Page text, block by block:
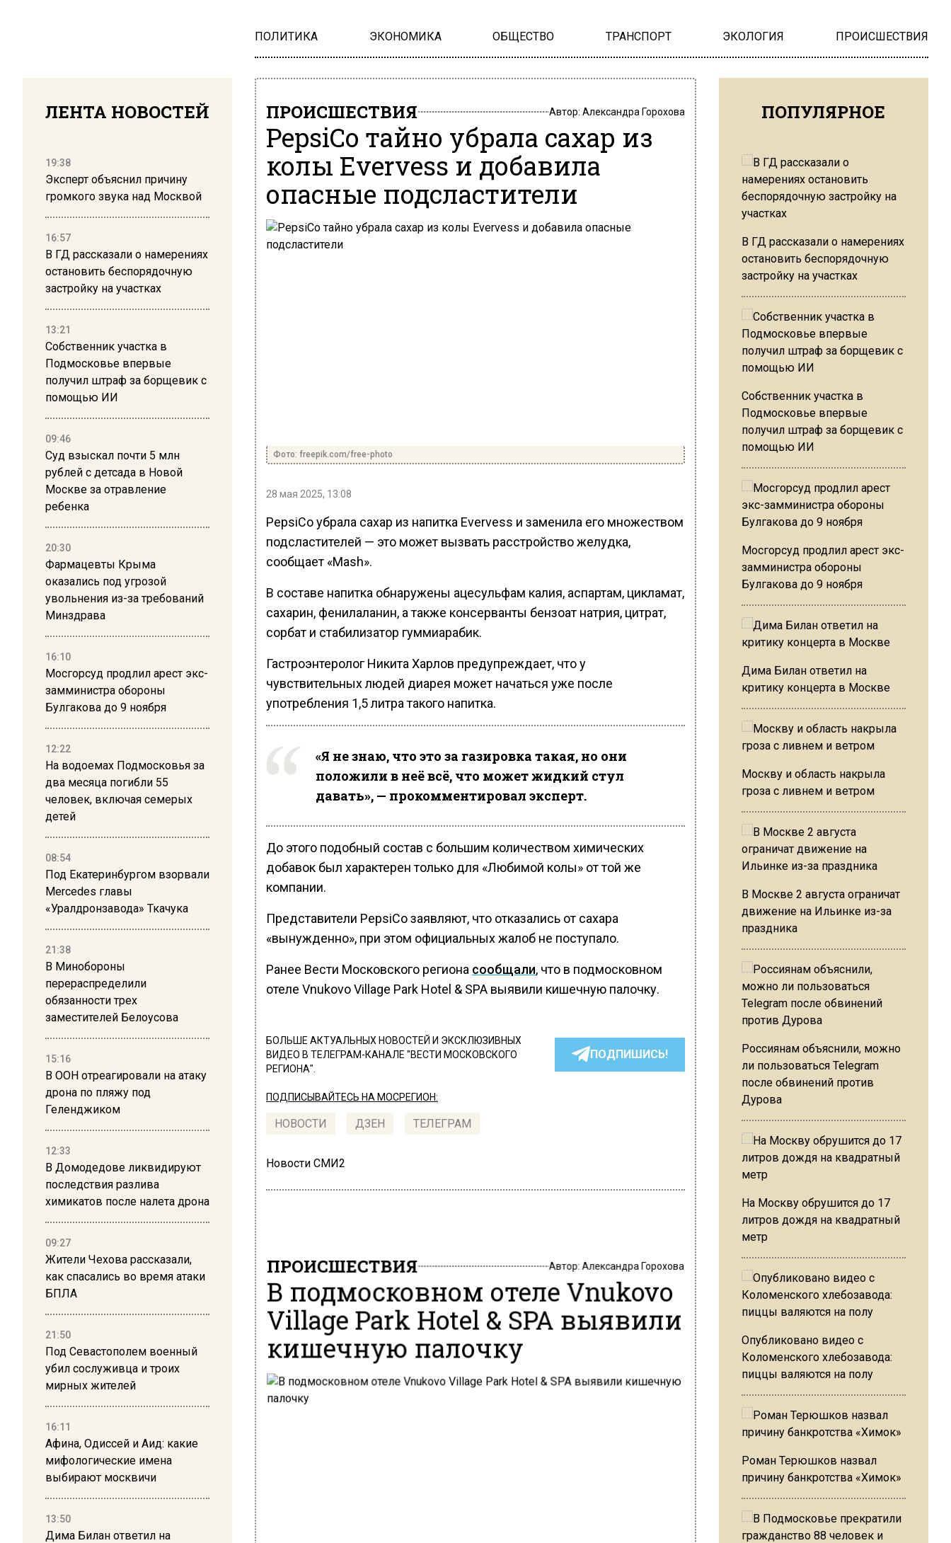
ПОЛИТИКА ЭКОНОМИКА ОБЩЕСТВО ТРАНСПОРТ ЭКОЛОГИЯ ПРОИСШЕСТВИЯ
ЛЕНТА НОВОСТЕЙ
19:38
Эксперт объяснил причину
громкого звука над Москвой
16:57
В ГД рассказали о намерениях
остановить беспорядочную
застройку на участках
13:21
Собственник участка в
Подмосковье впервые
получил штраф за борщевик с
помощью ИИ
09:46
Суд взыскал почти 5 млн
рублей с детсада в Новой
Москве за отравление
ребенка
20:30
Фармацевты Крыма
оказались под угрозой
увольнения из-за требований
Минздрава
16:10
Мосгорсуд продлил арест экс-
замминистра обороны
Булгакова до 9 ноября
12:22
На водоемах Подмосковья за
два месяца погибли 55
человек, включая семерых
детей
08:54
Под Екатеринбургом взорвали
Mercedes главы
«Уралдронзавода» Ткачука
21:38
В Минобороны
перераспределили
обязанности трех
заместителей Белоусова
15:16
В ООН отреагировали на атаку
дрона по пляжу под
Геленджиком
12:33
В Домодедове ликвидируют
последствия разлива
химикатов после налета дрона
09:27
Жители Чехова рассказали,
как спасались во время атаки
БПЛА
21:50
Под Севастополем военный
убил сослуживца и троих
мирных жителей
16:11
Афина, Одиссей и Аид: какие
мифологические имена
выбирают москвичи
13:50
Дима Билан ответил на
ПРОИСШЕСТВИЯ Автор: Александра Горохова
PepsiCo тайно убрала сахар из
колы Evervess и добавила
опасные подсластители
Фото: freepik.com/free-photo
28 мая 2025, 13:08
PepsiCo убрала сахар из напитка Evervess и заменила его множеством
подсластителей — это может вызвать расстройство желудка,
сообщает «Mash».
В составе напитка обнаружены ацесульфам калия, аспартам, цикламат,
сахарин, фенилаланин, а также консерванты бензоат натрия, цитрат,
сорбат и стабилизатор гуммиарабик.
Гастроэнтеролог Никита Харлов предупреждает, что у
чувствительных людей диарея может начаться уже после
употребления 1,5 литра такого напитка.
«Я не знаю, что это за газировка такая, но они
положили в неё всё, что может жидкий стул
давать», — прокомментировал эксперт.
До этого подобный состав с большим количеством химических
добавок был характерен только для «Любимой колы» от той же
компании.
Представители PepsiCo заявляют, что отказались от сахара
«вынужденно», при этом официальных жалоб не поступало.
Ранее Вести Московского региона сообщали, что в подмосковном
отеле Vnukovo Village Park Hotel & SPA выявили кишечную палочку.
БОЛЬШЕ АКТУАЛЬНЫХ НОВОСТЕЙ И ЭКСКЛЮЗИВНЫХ
ВИДЕО В ТЕЛЕГРАМ-КАНАЛЕ "ВЕСТИ МОСКОВСКОГО
РЕГИОНА".
ПОДПИШИСЬ!
ПОДПИСЫВАЙТЕСЬ НА МОСРЕГИОН:
НОВОСТИ ДЗЕН ТЕЛЕГРАМ
Новости СМИ2
ПРОИСШЕСТВИЯ Автор: Александра Горохова
В подмосковном отеле Vnukovo
Village Park Hotel & SPA выявили
кишечную палочку
ПОПУЛЯРНОЕ
В ГД рассказали о намерениях
остановить беспорядочную
застройку на участках
Собственник участка в
Подмосковье впервые
получил штраф за борщевик с
помощью ИИ
Мосгорсуд продлил арест экс-
замминистра обороны
Булгакова до 9 ноября
Дима Билан ответил на
критику концерта в Москве
Москву и область накрыла
гроза с ливнем и ветром
В Москве 2 августа ограничат
движение на Ильинке из-за
праздника
Россиянам объяснили, можно
ли пользоваться Telegram
после обвинений против
Дурова
На Москву обрушится до 17
литров дождя на квадратный
метр
Опубликовано видео с
Коломенского хлебозавода:
пиццы валяются на полу
Роман Терюшков назвал
причину банкротства «Химок»